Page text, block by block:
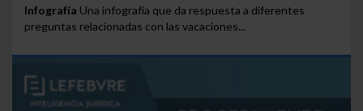
Infografía Una infografía que da respuesta a diferentes
preguntas relacionadas con las vacaciones...